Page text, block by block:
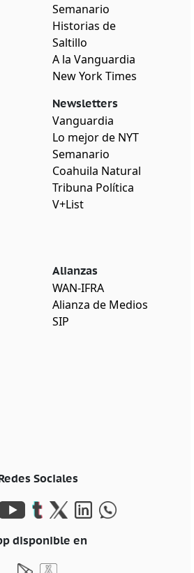
Semanario
Historias de
Saltillo
A la Vanguardia
New York Times
Newsletters
Vanguardia
Lo mejor de NYT
Semanario
Coahuila Natural
Tribuna Política
V+List
Alianzas
WAN-IFRA
Alianza de Medios
SIP
Sociales
disponible en